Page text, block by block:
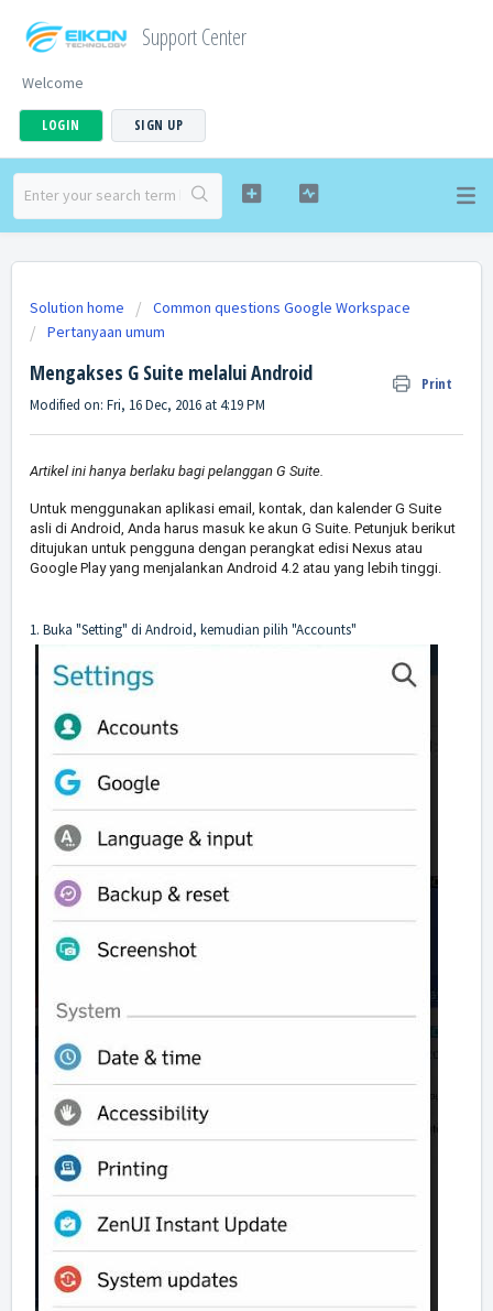
Support Center
Welcome
LOGIN SIGN UP
Solution home
Common questions Google Workspace
Pertanyaan umum
Mengakses G Suite melalui Android Print
Modified on: Fri, 16 Dec, 2016 at 4:19 PM
Artikel ini hanya berlaku bagi pelanggan G Suite.
Untuk menggunakan aplikasi email, kontak, dan kalender G Suite
asli di Android, Anda harus masuk ke akun G Suite. Petunjuk berikut
ditujukan untuk pengguna dengan perangkat edisi Nexus atau
Google Play yang menjalankan Android 4.2 atau yang lebih tinggi.
1. Buka "Setting" di Android, kemudian pilih "Accounts"